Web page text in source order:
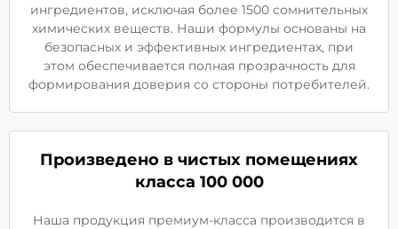
ингредиентов, исключая более 1500 сомнительных
химических веществ. Наши формулы основаны на
безопасных и эффективных ингредиентах, при
этом обеспечивается полная прозрачность для
формирования доверия со стороны потребителей.
Произведено в чистых помещениях
класса 100 000
Наша продукция премиум-класса производится в